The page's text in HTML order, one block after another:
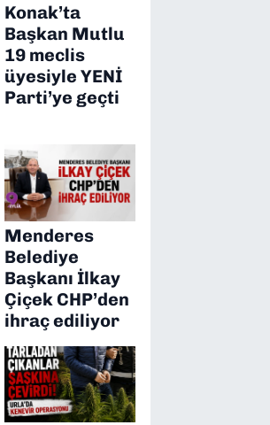
Konak’ta
Başkan Mutlu
19 meclis
üyesiyle YENİ
Parti’ye geçti
Menderes
Belediye
Başkanı İlkay
Çiçek CHP’den
ihraç ediliyor